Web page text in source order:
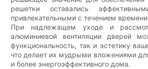
решетки оставались
привлекательными с течением
При надлежащем уходе и
алюминиевой вентиляции дверей
функциональность, так и эстетику
что делает их мудрыми вложениями
и более энергоэффективного дома.